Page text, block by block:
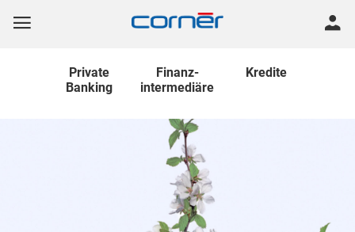
Private
Banking
Finanz-
intermediäre
Kredite